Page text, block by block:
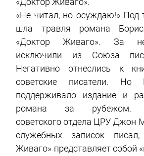
«Не читал, но осуждаю!» Под
шла травля романа
«Доктор Живаго». За
исключили из Союза
Негативно отнеслись к
советские писатели. Но
поддерживало издание и
романа за рубежом.
советского отдела ЦРУ Джон
служебных записок
Живаго» представляет собой